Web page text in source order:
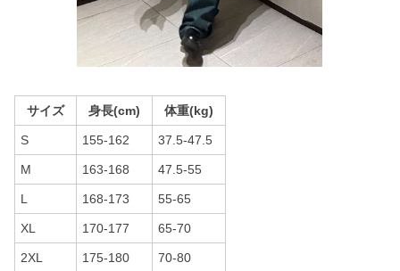
サイズ 身長(cm) 体重(kg)
S 155-162 37.5-47.5
M 163-168 47.5-55
L 168-173 55-65
XL 170-177 65-70
2XL 175-180 70-80